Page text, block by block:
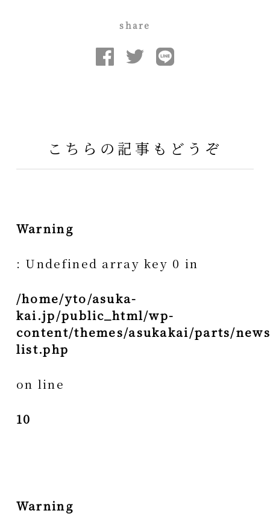
share
こちらの記事もどうぞ
Warning
: Undefined array key 0 in
/home/yto/asuka-
kai.jp/public_html/wp-
content/themes/asukakai/parts/
list.php
on line
10
Warning